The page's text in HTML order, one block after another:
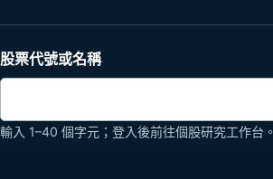
股票代號或名稱
輸入 1–40 個字元；登入後前往個股研究工作台。